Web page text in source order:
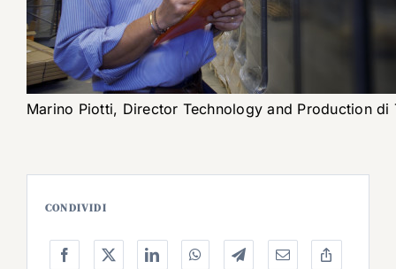
Marino Piotti, Director Technology and Production di
CONDIVIDI